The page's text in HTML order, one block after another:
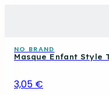
NO BRAND
Masque Enfant Style
3,05 €